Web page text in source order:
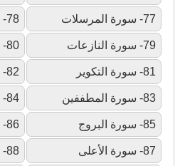
77- سورة المرسلات 78- سورة النبأ
79- سورة النازعات 80- سورة عبس
81- سورة التكوير 82- سورة الانفطار
83- سورة المطففين 84- سورة الانشقاق
85- سورة البروج 86- سورة الطارق
87- سورة الأعلى 88- سورة الغاشية